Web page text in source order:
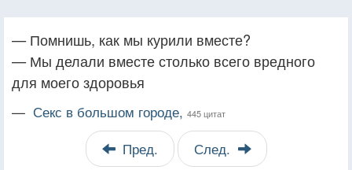
— Помнишь, как мы курили вместе?
— Мы делали вместе столько всего вредного
для моего здоровья
— Секс в большом городе, 445 цитат
Пред. След.